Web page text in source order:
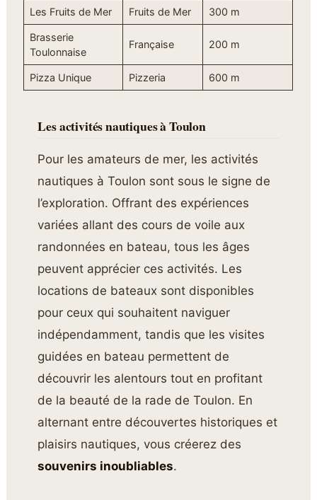
Les Fruits de Mer Fruits de Mer 300 m
Brasserie
Toulonnaise
Française 200 m
Pizza Unique Pizzeria 600 m
Les activités nautiques à Toulon
Pour les amateurs de mer, les activités
nautiques à Toulon sont sous le signe de
l’exploration. Offrant des expériences
variées allant des cours de voile aux
randonnées en bateau, tous les âges
peuvent apprécier ces activités. Les
locations de bateaux sont disponibles
pour ceux qui souhaitent naviguer
indépendamment, tandis que les visites
guidées en bateau permettent de
découvrir les alentours tout en profitant
de la beauté de la rade de Toulon. En
alternant entre découvertes historiques et
plaisirs nautiques, vous créerez des
souvenirs inoubliables.